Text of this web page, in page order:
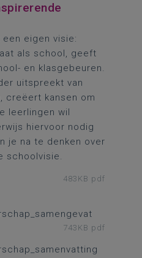
eigen visie:
als school, geeft
en klasgebeuren.
uitspreekt van
creëert kansen om
leerlingen wil
hiervoor nodig
je na te denken over
schoolvisie.
483KB pdf
743KB pdf